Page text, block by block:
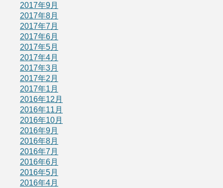
2017年9月
2017年8月
2017年7月
2017年6月
2017年5月
2017年4月
2017年3月
2017年2月
2017年1月
2016年12月
2016年11月
2016年10月
2016年9月
2016年8月
2016年7月
2016年6月
2016年5月
2016年4月